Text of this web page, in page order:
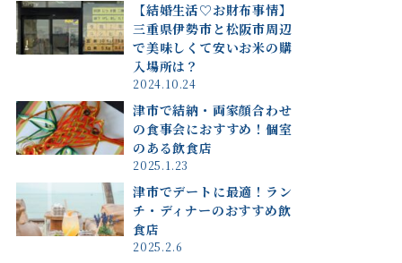
【結婚生活♡お財布事情】
三重県伊勢市と松阪市周辺
で美味しくて安いお米の購
入場所は？
2024.10.24
津市で結納・両家顔合わせ
の食事会におすすめ！個室
のある飲食店
2025.1.23
津市でデートに最適！ラン
チ・ディナーのおすすめ飲
食店
2025.2.6